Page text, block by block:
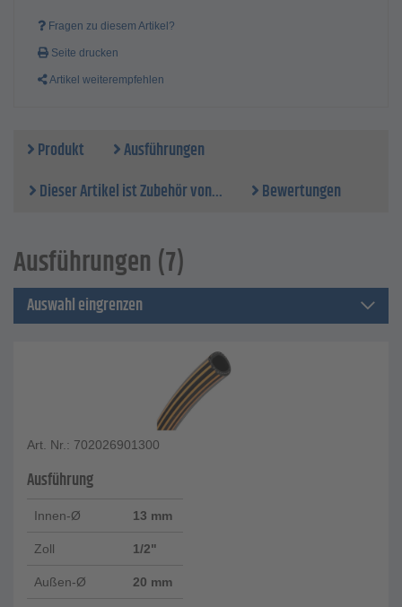
Fragen zu diesem Artikel?
Seite drucken
Artikel weiterempfehlen
Produkt
Ausführungen
Dieser Artikel ist Zubehör von...
Bewertungen
Ausführungen (7)
Auswahl eingrenzen
Art. Nr.: 702026901300
Ausführung
Innen-Ø 13 mm
Zoll 1/2"
Außen-Ø 20 mm